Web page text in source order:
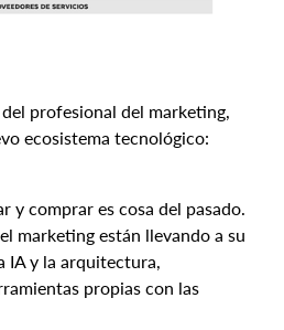
profesional del marketing,
ecosistema tecnológico:
y comprar es cosa del pasado.
marketing están llevando a su
IA y la arquitectura,
propias con las